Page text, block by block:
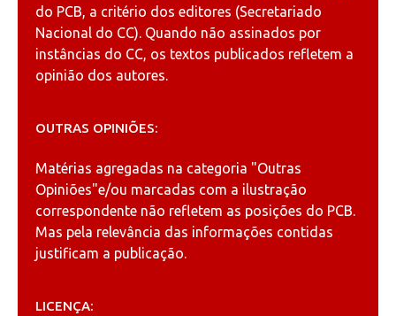
do PCB, a critério dos editores (Secretariado
Nacional do CC). Quando não assinados por
instâncias do CC, os textos publicados refletem a
opinião dos autores.
OUTRAS OPINIÕES:
Matérias agregadas na categoria "Outras
Opiniões"e/ou marcadas com a ilustração
correspondente não refletem as posições do PCB.
Mas pela relevância das informações contidas
justificam a publicação.
LICENÇA: